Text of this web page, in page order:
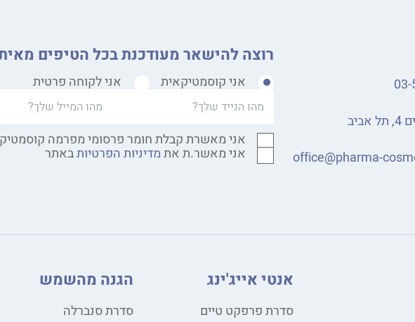
office@pharma-
רוצה להישאר מעודכנת בכל הטיפים
אני קוסמטיקאית אני לקוחה פרטית
אני מאשרת קבלת חומר פרסומי מפרמה
אני מאשר.ת אתמדיניות הפרטיותבאתר
אנטי אייג'ינג
סדרת פרפקט טיים
הגנה מהשמש
סדרת סנברלה